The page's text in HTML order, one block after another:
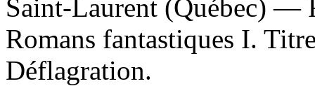
Saint-Laurent (Québec) —
Romans fantastiques I.
Déflagration.